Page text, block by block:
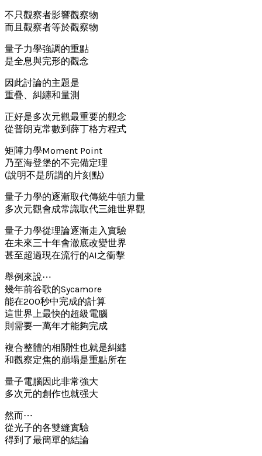
不只觀察者影響觀察物
而且觀察者等於觀察物
量子力學強調的重點
是全息與完形的觀念
因此討論的主題是
重疊、糾纏和量測
正好是多次元觀最重要的觀念
從普朗克常數到薛丁格方程式
矩陣力學Moment Point
乃至海登堡的不完備定理
(說明不是所謂的片刻點)
量子力學的逐漸取代傳統牛頓力量
多次元觀會成常識取代三維世界觀
量子力學從理論逐漸走入實驗
在未來三十年會澈底改變世界
甚至超過現在流行的AI之衝擊
舉例來說⋯
幾年前谷歌的Sycamore
能在200秒中完成的計算
這世界上最快的超級電腦
則需要一萬年才能夠完成
複合整體的相關性也就是糾纒
和觀察定焦的崩塌是重點所在
量子電腦因此非常強大
多次元的創作也就强大
然而⋯
從光子的各雙縫實驗
得到了最簡單的結論